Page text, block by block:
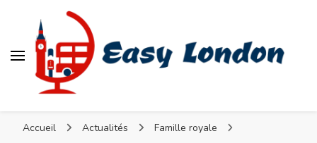
Accueil Actualités
Famille royale